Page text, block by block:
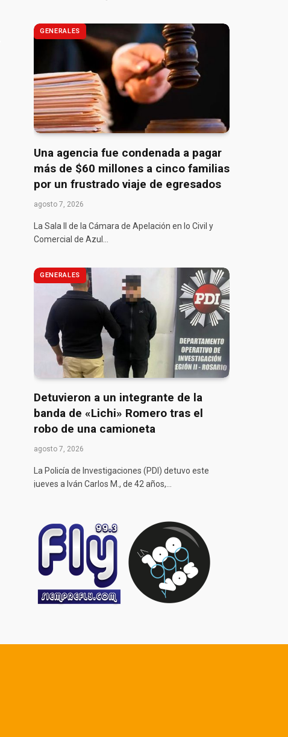
GENERALES
Una agencia fue condenada a pagar
más de $60 millones a cinco familias
por un frustrado viaje de egresados
agosto 7, 2026
La Sala II de la Cámara de Apelación en lo Civil y
Comercial de Azul…
GENERALES
Detuvieron a un integrante de la
banda de «Lichi» Romero tras el
robo de una camioneta
agosto 7, 2026
La Policía de Investigaciones (PDI) detuvo este
jueves a Iván Carlos M., de 42 años,…